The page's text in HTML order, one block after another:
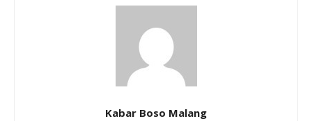
Kabar Boso Malang